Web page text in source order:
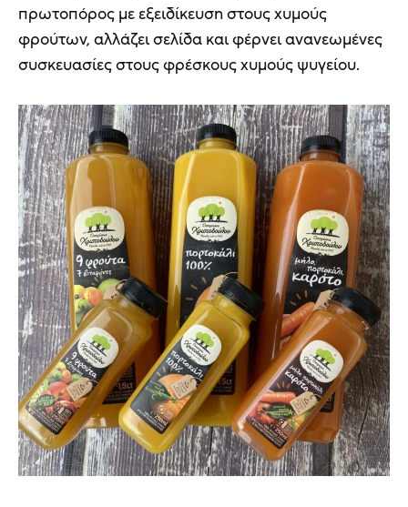
πρωτοπόρος με εξειδίκευση στους χυμούς
φρούτων, αλλάζει σελίδα και φέρνει ανανεωμένες
συσκευασίες στους φρέσκους χυμούς ψυγείου.